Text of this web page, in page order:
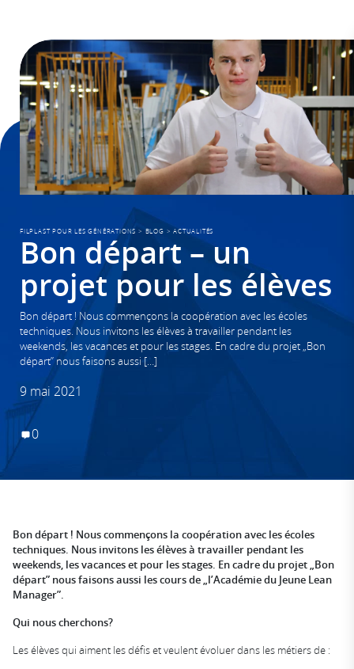
FILPLAST POUR LES GÉNÉRATIONS > BLOG >ACTUALITÉS
Bon départ – un
projet pour les élèves
Bon départ ! Nous commençons la coopération avec les écoles
techniques. Nous invitons les élèves à travailler pendant les
weekends, les vacances et pour les stages. En cadre du projet „Bon
départ” nous faisons aussi […]
9 mai 2021
0
Bon départ ! Nous commençons la coopération avec les écoles
techniques. Nous invitons les élèves à travailler pendant les
weekends, les vacances et pour les stages. En cadre du projet „Bon
départ” nous faisons aussi les cours de „l’Académie du Jeune Lean
Manager”.
Qui nous cherchons?
Les élèves qui aiment les défis et veulent évoluer dans les métiers de :